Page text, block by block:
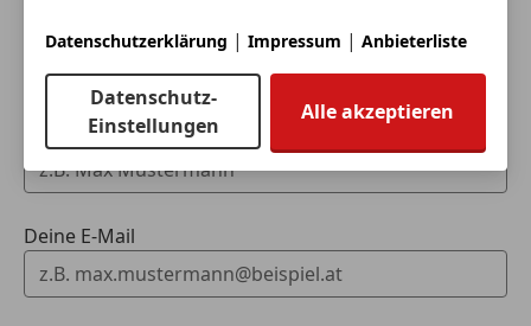
Fahrzeugdaten hinzufügen
Dein Name
Deine E-Mail
Datenschutzerklärung | Impressum | Anbieterliste
Datenschutz-
Einstellungen
Alle akzeptieren